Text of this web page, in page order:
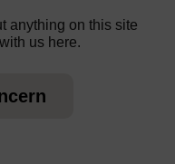
anything on this site
us here.